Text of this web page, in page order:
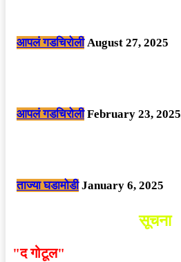
आपलं गडचिरोली August 27, 2025
आपलं गडचिरोली February 23, 2025
ताज्या घडामोडी January 6, 2025
सूचना
"द गोटूल"